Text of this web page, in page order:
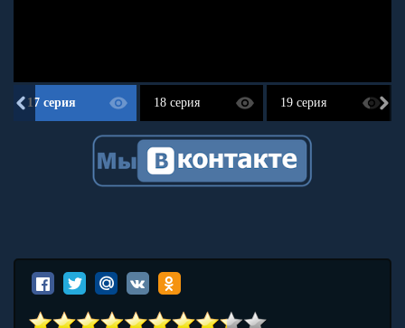
17 серия 18 серия 19 серия